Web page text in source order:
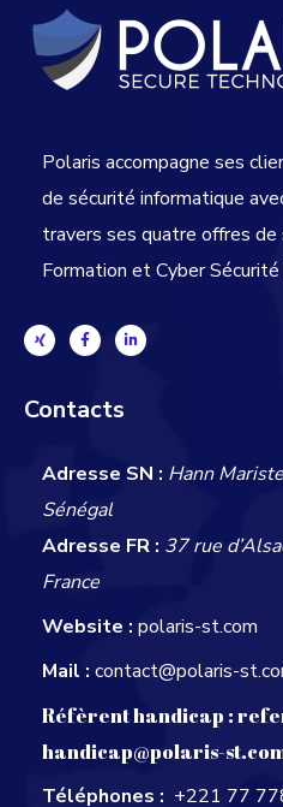
Polaris accompagne ses
de sécurité informatique
travers ses quatre offres de
Formation et Cyber
Contacts
Adresse SN : Hann
Sénégal
Adresse FR : 37 rue
France
Website : polaris-st.com
Mail : contact@polaris-
Réfèrent handicap :
handicap@polaris-
Téléphones : +221 77